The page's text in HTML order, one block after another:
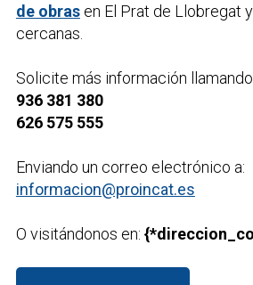
de obrasen El Prat de Llobregat
cercanas.
Solicite más información
936 381 380
626 575 555
Enviando un correo electrónico a:
informacion@proincat.es
O visitándonos en: